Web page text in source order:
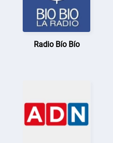
Radio Bío Bío